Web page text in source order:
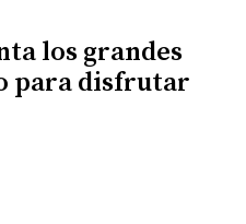
los grandes
para disfrutar